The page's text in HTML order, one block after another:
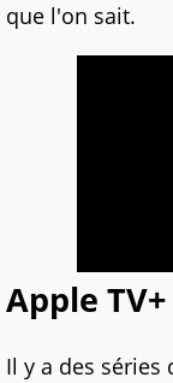
que l'on sait.
Apple
Il y a des séries